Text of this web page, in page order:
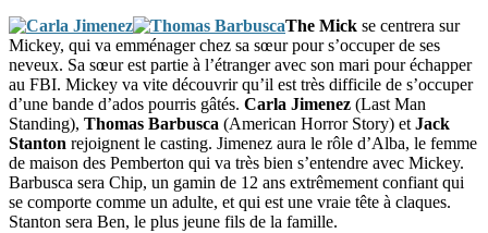
The Mick se centrera sur
Mickey, qui va emménager chez sa sœur pour s’occuper de ses
neveux. Sa sœur est partie à l’étranger avec son mari pour échapper
au FBI. Mickey va vite découvrir qu’il est très difficile de s’occuper
d’une bande d’ados pourris gâtés. Carla Jimenez (Last Man
Standing), Thomas Barbusca (American Horror Story) et Jack
Stanton rejoignent le casting. Jimenez aura le rôle d’Alba, le femme
de maison des Pemberton qui va très bien s’entendre avec Mickey.
Barbusca sera Chip, un gamin de 12 ans extrêmement confiant qui
se comporte comme un adulte, et qui est une vraie tête à claques.
Stanton sera Ben, le plus jeune fils de la famille.